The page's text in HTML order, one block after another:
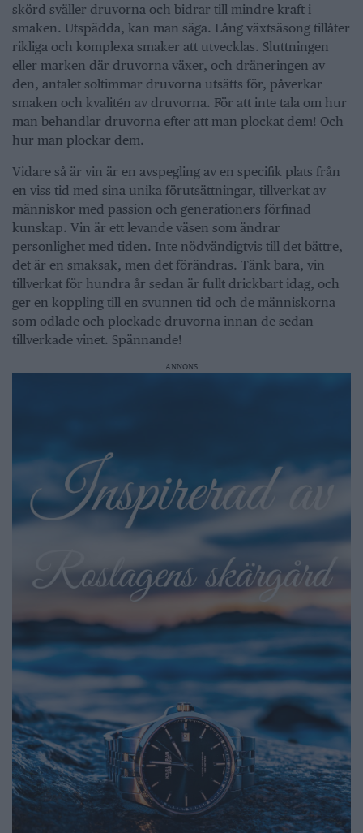
skörd sväller druvorna och bidrar till mindre kraft i
smaken. Utspädda, kan man säga. Lång växtsäsong tillåter
rikliga och komplexa smaker att utvecklas. Sluttningen
eller marken där druvorna växer, och dräneringen av
den, antalet soltimmar druvorna utsätts för, påverkar
smaken och kvalitén av druvorna. För att inte tala om hur
man behandlar druvorna efter att man plockat dem! Och
hur man plockar dem.
Vidare så är vin är en avspegling av en specifik plats från
en viss tid med sina unika förutsättningar, tillverkat av
människor med passion och generationers förfinad
kunskap. Vin är ett levande väsen som ändrar
personlighet med tiden. Inte nödvändigtvis till det bättre,
det är en smaksak, men det förändras. Tänk bara, vin
tillverkat för hundra år sedan är fullt drickbart idag, och
ger en koppling till en svunnen tid och de människorna
som odlade och plockade druvorna innan de sedan
tillverkade vinet. Spännande!
ANNONS